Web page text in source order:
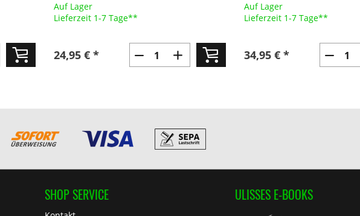
Auf Lager
Lieferzeit 1-7 Tage**
24,95 € *
Auf Lager
Lieferzeit 1-7 Tage**
34,95 € *
SHOP SERVICE ULISSES E-BOOKS